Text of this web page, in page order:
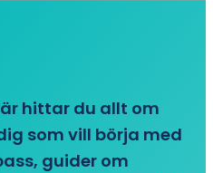
hittar du allt om
som vill börja med
guider om